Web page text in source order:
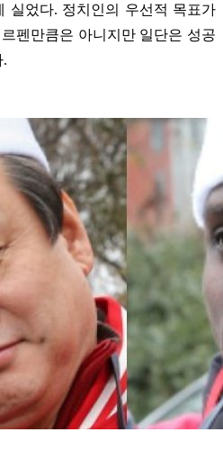
실었다. 정치인의 우선적 목표가
펜만큼은 아니지만 일단은 성공
.